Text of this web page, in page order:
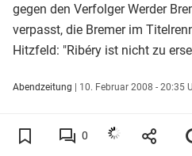
gegen den Verfolger Werder
verpasst, die Bremer im
Hitzfeld: "Ribéry ist nicht zu
Abendzeitung | 10. Februar 2008 - 20:35
0